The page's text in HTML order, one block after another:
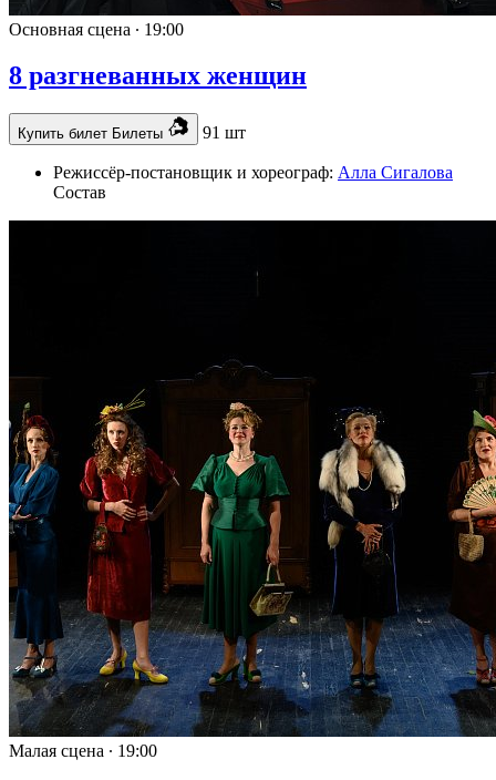
Основная сцена ∙ 19:00
8 разгневанных женщин
Купить билет Билеты 91 шт
Режиссёр-постановщик и хореограф: Алла Сигалова
Состав
Малая сцена ∙ 19:00